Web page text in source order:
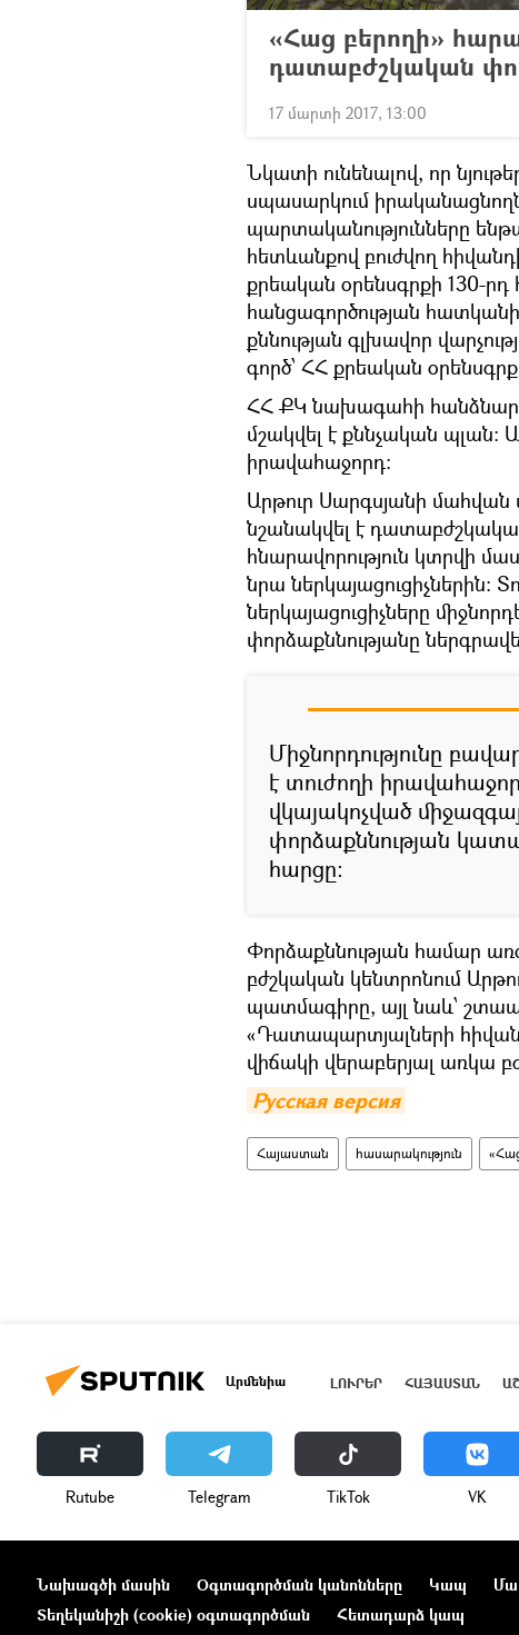
«Հաց բերողի»
դատաբժշկական
17 մարտի 2017, 13:00
Նկատի ունենալով, որ
սպասարկում
պարտականությունները
հետևանքով բուժվող
քրեական օրենսգրքի 130-
հանցագործության
քննության գլխավոր
գործ՝ ՀՀ քրեական
ՀՀ ՔԿ նախագահի
մշակվել է քննչական պլան։
իրավահաջորդ։
Արթուր Սարգսյանի
նշանակվել է
հնարավորություն կտրվի
նրա ներկայացուցիչներին։
ներկայացուցիչները
փորձաքննությանը
Միջնորդությունը
է տուժողի
վկայակոչված
փորձաքննության
հարցը։
Փորձաքննության համար
բժշկական կենտրոնում
պատմագիրը, այլ նաև՝
«Դատապարտյալների
վիճակի վերաբերյալ առկա
Русская версия
Հայաստան հասարակություն
Արմենիա ԼՈՒՐԵՐ ՀԱՅԱՍՏԱՆ
Rutube Telegram ТikТоk VK
Նախագծի մասին Օգտագործման կանոնները Կապ
Տեղեկանիշի (cookie) օգտագործման
Հետադարձ կապ